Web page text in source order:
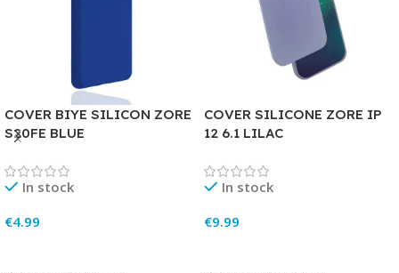
COVER BIYE SILICON ZORE
S20FE BLUE
In stock
€4.99
COVER SILICONE ZORE IP
12 6.1 LILAC
In stock
€9.99